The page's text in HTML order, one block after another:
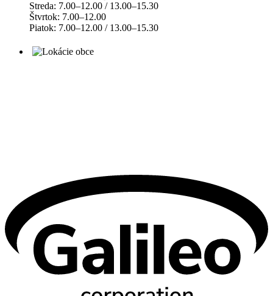
Streda: 7.00–12.00 / 13.00–15.30
Štvrtok: 7.00–12.00
Piatok: 7.00–12.00 / 13.00–15.30